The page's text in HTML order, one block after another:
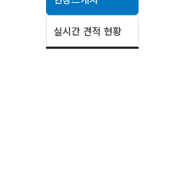
실시간 견적 현황